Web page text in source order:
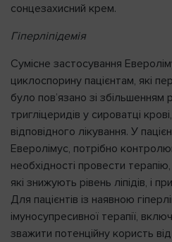
сонцезахисний крем.
Гіперліпідемія
Сумісне застосування
циклоспорину пацієнтам, які
було пов’язано зі збільшенням
тригліцеридів у сироватці
відповідного лікування. У
Еверолімус, потрібно
необхідності провести
які знижують рівень ліпідів, і
Для пацієнтів із наявною
імуносупресивної терапії,
зважити потенційну користь